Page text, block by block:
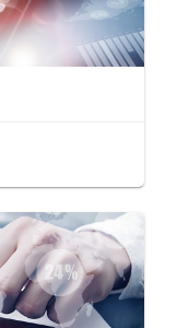
港会议展览中
会议展览中心)